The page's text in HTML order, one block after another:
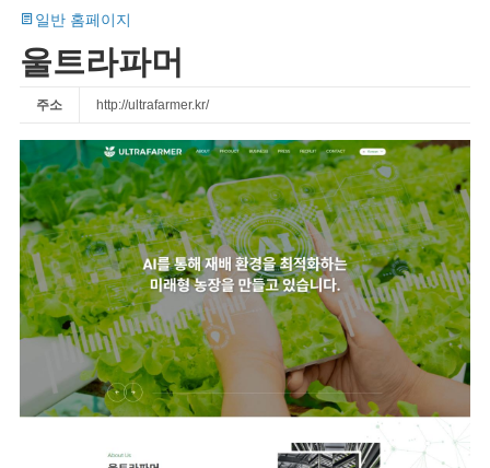
일반 홈페이지
울트라파머
주소 http://ultrafarmer.kr/